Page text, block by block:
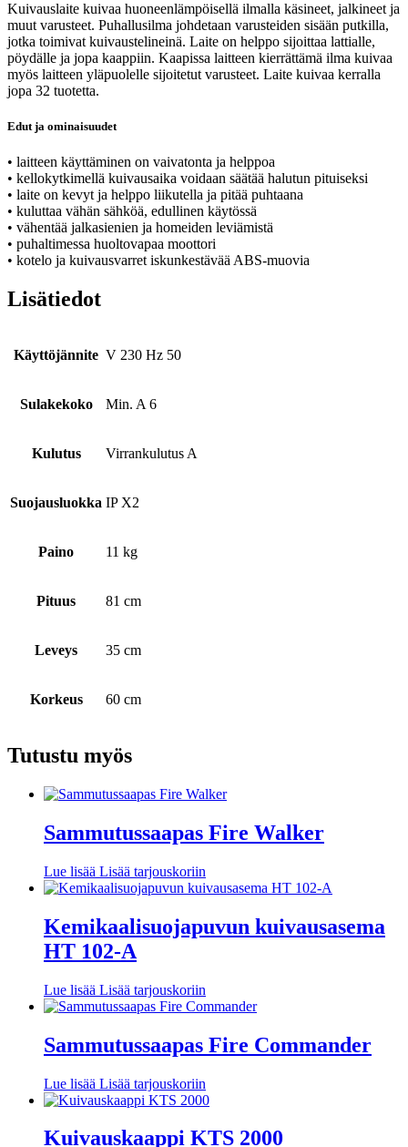
Kuivauslaite kuivaa huoneenlämpöisellä ilmalla käsineet, jalkineet ja
muut varusteet. Puhallusilma johdetaan varusteiden sisään putkilla,
jotka toimivat kuivaustelineinä. Laite on helppo sijoittaa lattialle,
pöydälle ja jopa kaappiin. Kaapissa laitteen kierrättämä ilma kuivaa
myös laitteen yläpuolelle sijoitetut varusteet. Laite kuivaa kerralla
jopa 32 tuotetta.
Edut ja ominaisuudet
• laitteen käyttäminen on vaivatonta ja helppoa
• kellokytkimellä kuivausaika voidaan säätää halutun pituiseksi
• laite on kevyt ja helppo liikutella ja pitää puhtaana
• kuluttaa vähän sähköä, edullinen käytössä
• vähentää jalkasienien ja homeiden leviämistä
• puhaltimessa huoltovapaa moottori
• kotelo ja kuivausvarret iskunkestävää ABS-muovia
Lisätiedot
Käyttöjännite V 230 Hz 50
Sulakekoko Min. A 6
Kulutus Virrankulutus A
Suojausluokka IP X2
Paino 11 kg
Pituus 81 cm
Leveys 35 cm
Korkeus 60 cm
Tutustu myös
Sammutussaapas Fire Walker
Lue lisää Lisää tarjouskoriin
Kemikaalisuojapuvun kuivausasema
HT 102-A
Lue lisää Lisää tarjouskoriin
Sammutussaapas Fire Commander
Lue lisää Lisää tarjouskoriin
Kuivauskaappi KTS 2000